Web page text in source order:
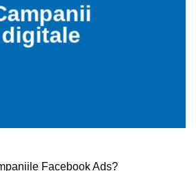
digitale
Facebook Ads?